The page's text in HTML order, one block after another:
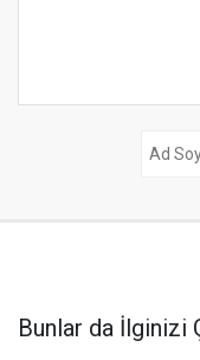
Bunlar da İlginizi